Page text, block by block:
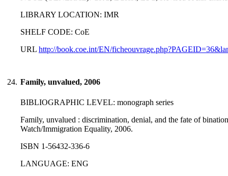
LIBRARY LOCATION: IMR
SHELF CODE: CoE
URL http://book.coe.int/EN/
24. Family, unvalued, 2006
BIBLIOGRAPHIC LEVEL: monograph series
Family, unvalued : discrimination, denial, and the fate of
Watch/Immigration Equality, 2006.
ISBN 1-56432-336-6
LANGUAGE: ENG